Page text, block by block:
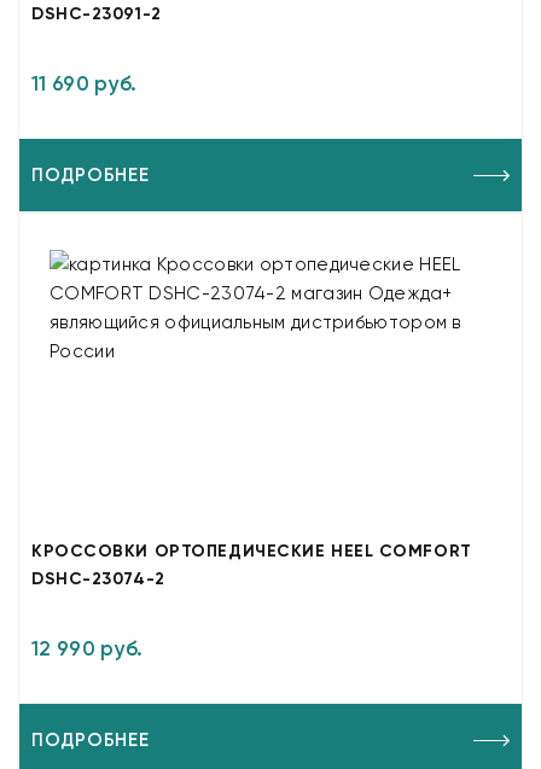
DSHC-23091-2
11 690 руб.
ПОДРОБНЕЕ
КРОССОВКИ ОРТОПЕДИЧЕСКИЕ HEEL COMFORT
DSHC-23074-2
12 990 руб.
ПОДРОБНЕЕ